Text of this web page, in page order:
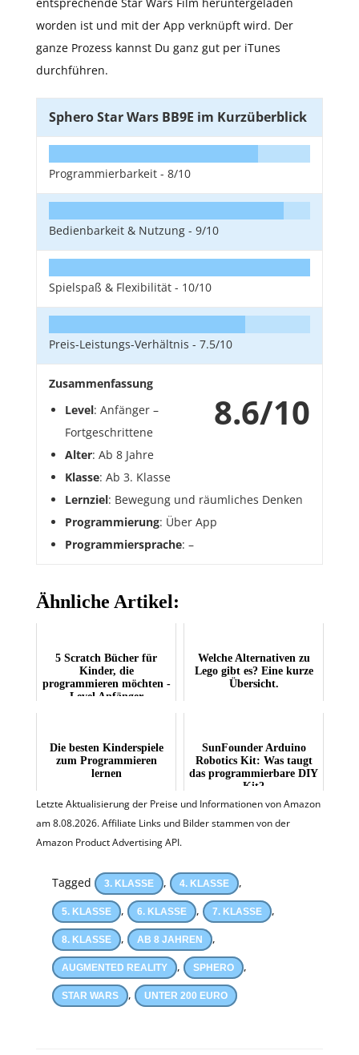
entsprechende Star Wars Film heruntergeladen
worden ist und mit der App verknüpft wird. Der
ganze Prozess kannst Du ganz gut per iTunes
durchführen.
Sphero Star Wars BB9E im Kurzüberblick
Programmierbarkeit - 8/10
Bedienbarkeit & Nutzung - 9/10
Spielspaß & Flexibilität - 10/10
Preis-Leistungs-Verhältnis - 7.5/10
8.6/10
Zusammenfassung
Level: Anfänger –
Fortgeschrittene
Alter: Ab 8 Jahre
Klasse: Ab 3. Klasse
Lernziel: Bewegung und räumliches Denken
Programmierung: Über App
Programmiersprache: –
Ähnliche Artikel:
5 Scratch Bücher für
Kinder, die
programmieren möchten -
Level Anfänger
Welche Alternativen zu
Lego gibt es? Eine kurze
Übersicht.
Die besten Kinderspiele
zum Programmieren
lernen
SunFounder Arduino
Robotics Kit: Was taugt
das programmierbare DIY
Kit?
Letzte Aktualisierung der Preise und Informationen von Amazon
am 8.08.2026. Affiliate Links und Bilder stammen von der
Amazon Product Advertising API.
Tagged 3. KLASSE , 4. KLASSE ,
5. KLASSE , 6. KLASSE , 7. KLASSE ,
8. KLASSE , AB 8 JAHREN ,
AUGMENTED REALITY , SPHERO ,
STAR WARS , UNTER 200 EURO